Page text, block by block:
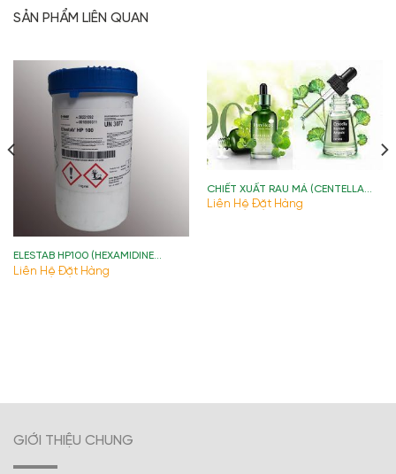
SẢN PHẨM LIÊN QUAN
ELESTAB HP100 (HEXAMIDINE
DIISETHIONATE) )
Liên Hệ Đặt Hàng
CHIẾT XUẤT RAU MÁ (CENTELLA
ASIATICA EXTRACT)
Liên Hệ Đặt Hàng
GIỚI THIỆU CHUNG